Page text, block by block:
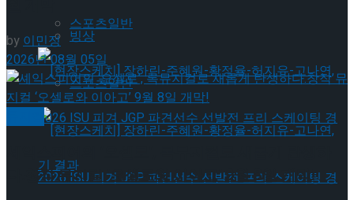
스포츠일반
빙상
스포츠일반
by이민정
2026년 08월 05일
다.창작 뮤지컬 ‘오셀로와 이아고’ 9월 8일 개막!